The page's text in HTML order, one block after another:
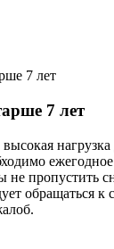
7 лет
не пропустить
обращаться к